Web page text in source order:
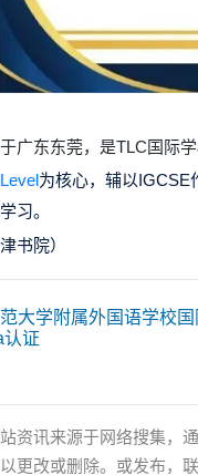
广东东莞，是TLC国际
为核心，辅以IGCSE
习。
书院）
大学附属外国语学校
证
资讯来源于网络搜集，
更改或删除。或发布，